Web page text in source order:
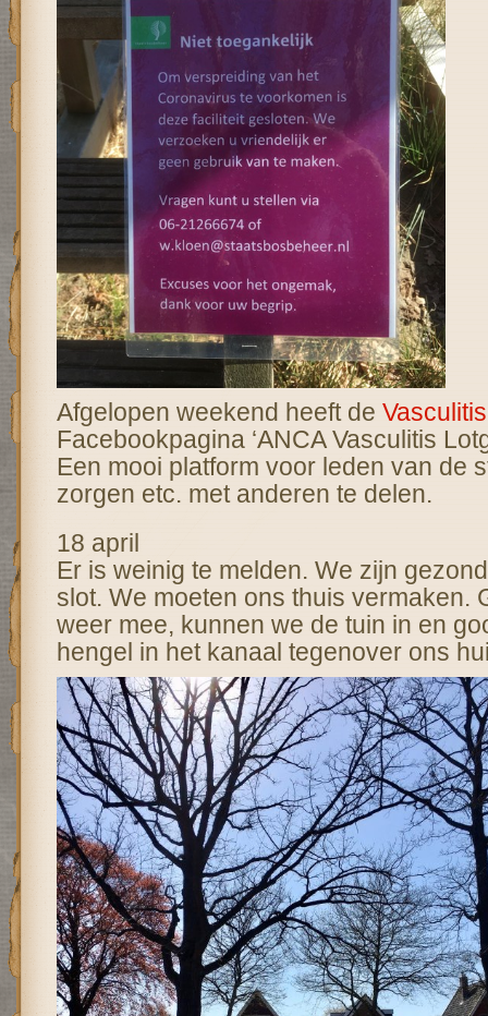
Afgelopen weekend heeft de
Facebookpagina ‘ANCA Vasculitis
Een mooi platform voor leden van de
zorgen etc. met anderen te delen.
18 april
Er is weinig te melden. We zijn
slot. We moeten ons thuis vermaken.
weer mee, kunnen we de tuin in en
hengel in het kanaal tegenover ons